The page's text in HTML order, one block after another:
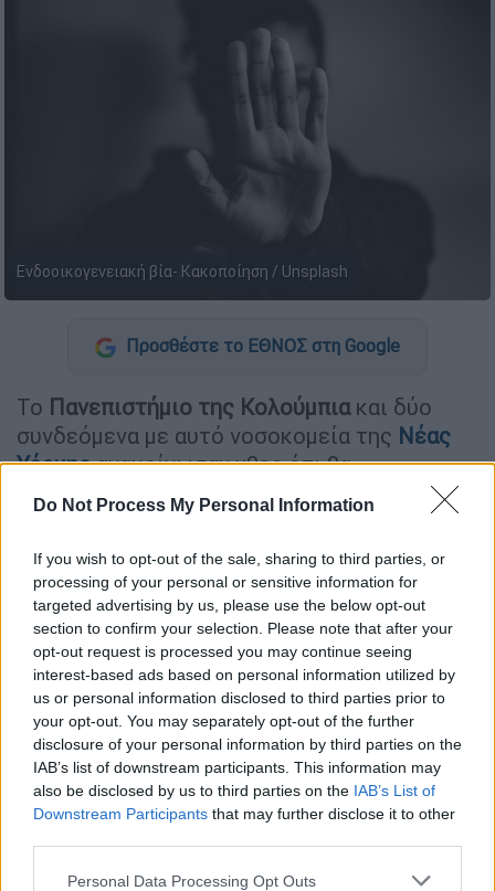
Do Not Process My Personal Information
If you wish to opt-out of the sale, sharing to third parties, or
processing of your personal or sensitive information for
targeted advertising by us, please use the below opt-out
section to confirm your selection. Please note that after your
opt-out request is processed you may continue seeing
interest-based ads based on personal information utilized by
us or personal information disclosed to third parties prior to
your opt-out. You may separately opt-out of the further
disclosure of your personal information by third parties on the
IAB’s list of downstream participants. This information may
also be disclosed by us to third parties on the IAB’s List of
Downstream Participants that may further disclose it to other
Please note that this website/app uses one or more Google
Personal Data Processing Opt Outs
Ενδοοικογενειακή βία- Κακοποίηση / Unsplash
Προσθέστε το ΕΘΝΟΣ στη Google
Το Πανεπιστήμιο της Κολούμπιακαι δύο
συνδεόμενα με αυτό νοσοκομεία της Νέας
Υόρκηςανακοίνωσαν χθες ότι θα
καταβάλουν από κοινού πάνω από 165 εκατ.
δολάρια σε 147 πρώην ασθενείς
γυναικολόγουτον οποίο κατηγόρησαν για
ανάρμοστες πράξεις και σεξουαλικές
επιθέσεις.
Εν αναμονή του δικαστηρίου
Οπρώην γυναικολόγος Ρόμπερτ Χάντεν
δήλωσε ένοχος το 2016 για σεξουαλικά
εγκλήματα σε πολιτειακό δικαστήριο. Ο
Χάντεναναμένει τώρα να δικαστεί από
ομοσπονδιακό δικαστήριογια τις
καταγγελλόμενες πράξεις του, που αφορούν
μια περίοδο δύο δεκαετιών και